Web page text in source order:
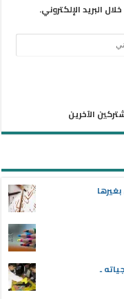
البريد الإلكتروني.
ـ